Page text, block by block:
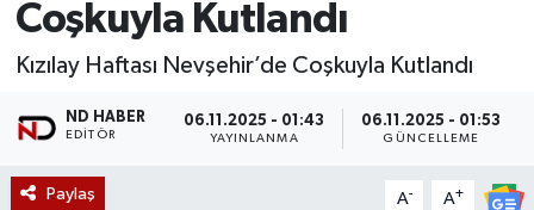
Coşkuyla Kutlandı
Kızılay Haftası Nevşehir’de Coşkuyla Kutlandı
ND HABER
EDITÖR
06.11.2025 - 01:43
YAYINLANMA
06.11.2025 - 01:53
GÜNCELLEME
Paylaş A- A+